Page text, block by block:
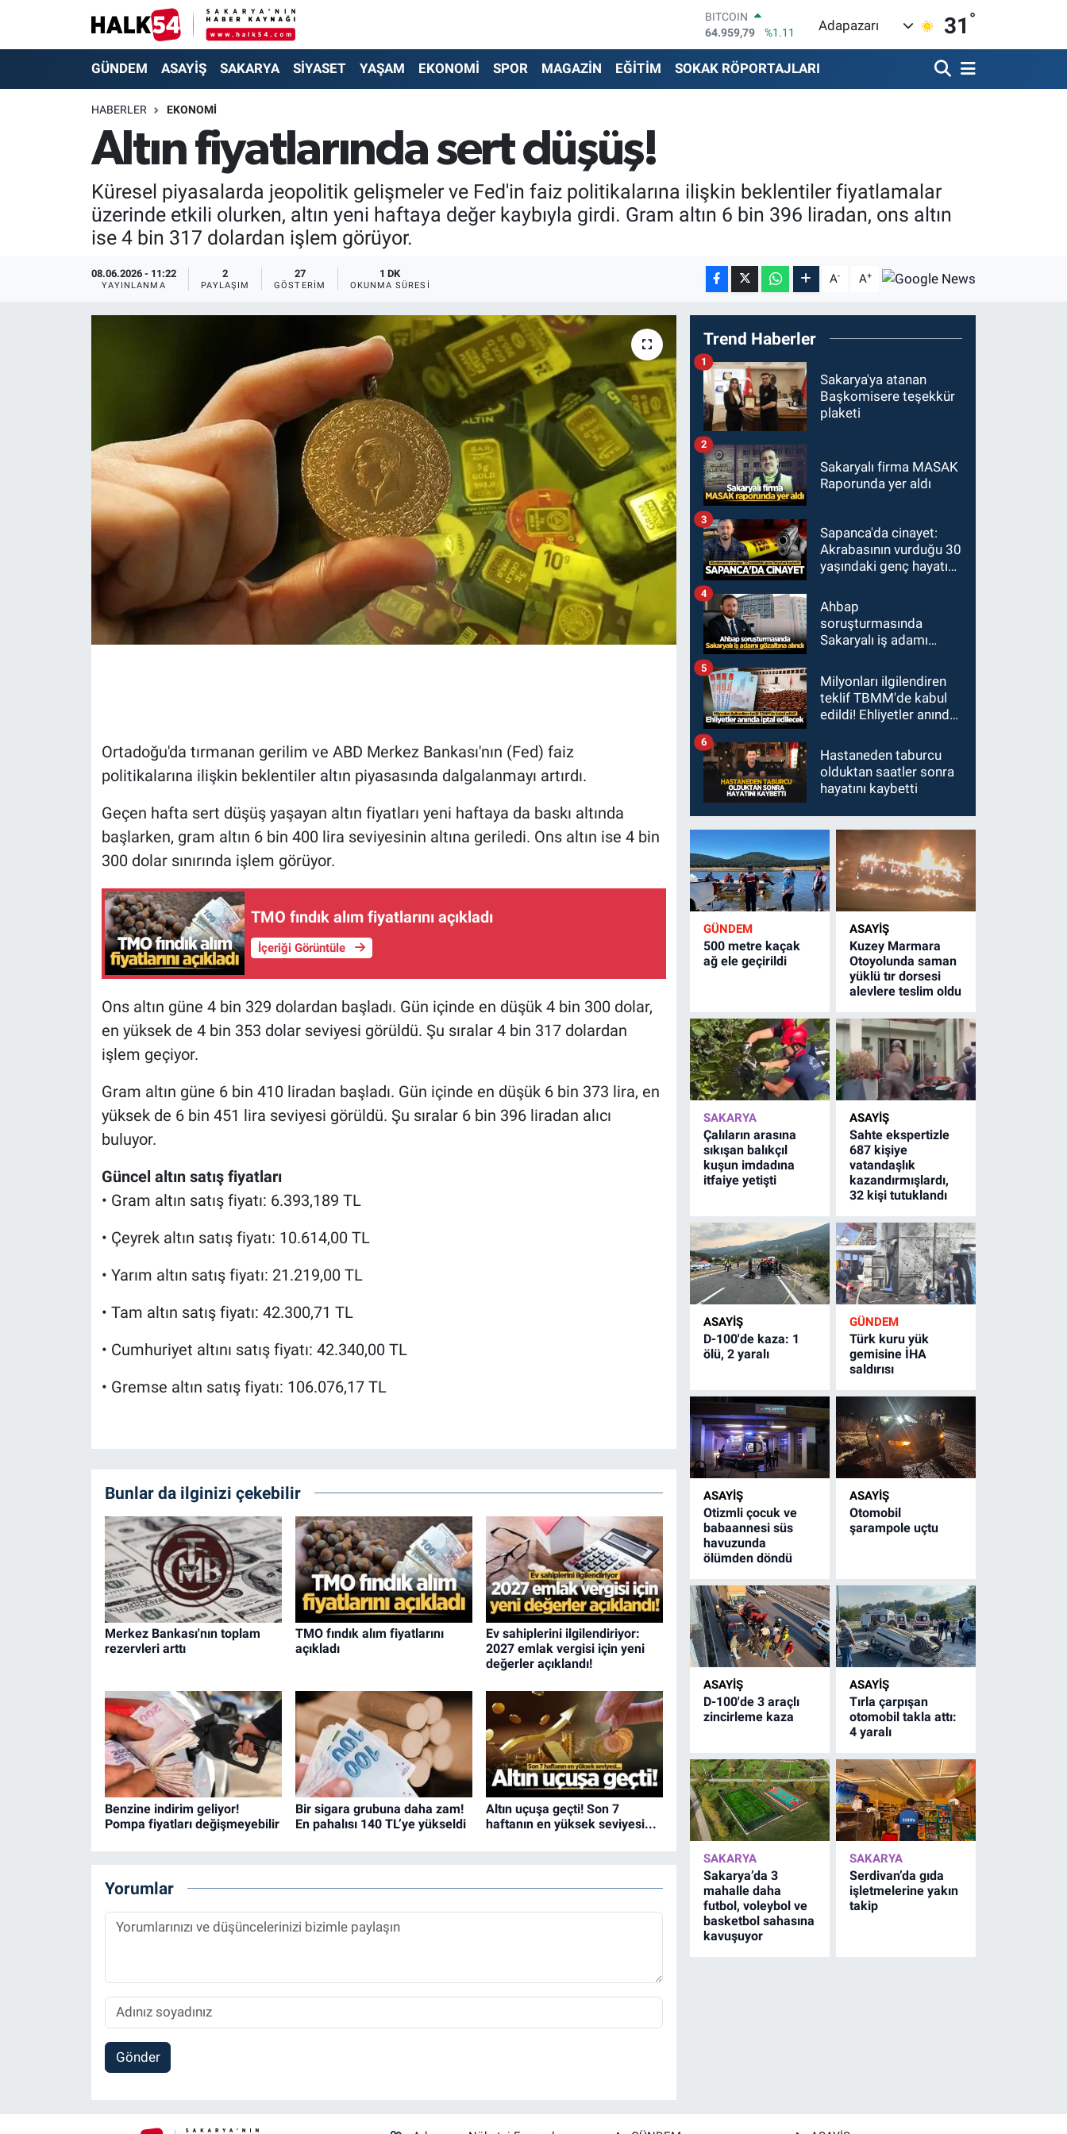
64.959,79
DOLAR
47,7436
%0.18
EURO
Adapazarı 31 °
GÜNDEM ASAYİŞ SAKARYA SİYASET YAŞAM EKONOMİ SPOR MAGAZİN EĞİTİM SOKAK RÖPORTAJLARI
HABERLER EKONOMİ
Altın fiyatlarında sert düşüş!
Küresel piyasalarda jeopolitik gelişmeler ve Fed'in faiz politikalarına ilişkin beklentiler fiyatlamalar
üzerinde etkili olurken, altın yeni haftaya değer kaybıyla girdi. Gram altın 6 bin 396 liradan, ons altın
ise 4 bin 317 dolardan işlem görüyor.
08.06.2026 - 11:22
YAYINLANMA
2
PAYLAŞIM
27
GÖSTERIM
1 DK
OKUNMA SÜRESI A- A+
Ortadoğu'da tırmanan gerilim ve ABD Merkez Bankası'nın (Fed) faiz
politikalarına ilişkin beklentiler altın piyasasında dalgalanmayı artırdı.
Geçen hafta sert düşüş yaşayan altın fiyatları yeni haftaya da baskı altında
başlarken, gram altın 6 bin 400 lira seviyesinin altına geriledi. Ons altın ise 4 bin
300 dolar sınırında işlem görüyor.
TMO fındık alım fiyatlarını açıkladı
İçeriği Görüntüle
Ons altın güne 4 bin 329 dolardan başladı. Gün içinde en düşük 4 bin 300 dolar,
en yüksek de 4 bin 353 dolar seviyesi görüldü. Şu sıralar 4 bin 317 dolardan
işlem geçiyor.
Gram altın güne 6 bin 410 liradan başladı. Gün içinde en düşük 6 bin 373 lira, en
yüksek de 6 bin 451 lira seviyesi görüldü. Şu sıralar 6 bin 396 liradan alıcı
buluyor.
Güncel altın satış fiyatları
• Gram altın satış fiyatı: 6.393,189 TL
• Çeyrek altın satış fiyatı: 10.614,00 TL
• Yarım altın satış fiyatı: 21.219,00 TL
• Tam altın satış fiyatı: 42.300,71 TL
• Cumhuriyet altını satış fiyatı: 42.340,00 TL
• Gremse altın satış fiyatı: 106.076,17 TL
Bunlar da ilginizi çekebilir
Merkez Bankası'nın toplam
rezervleri arttı
TMO fındık alım fiyatlarını
açıkladı
Ev sahiplerini ilgilendiriyor:
2027 emlak vergisi için yeni
değerler açıklandı!
Benzine indirim geliyor!
Pompa fiyatları değişmeyebilir
Bir sigara grubuna daha zam!
En pahalısı 140 TL’ye yükseldi
Altın uçuşa geçti! Son 7
haftanın en yüksek seviyesi...
Yorumlar
Gönder
Trend Haberler
Sakarya'ya atanan
Başkomisere teşekkür
plaketi
1
Sakaryalı firma MASAK
Raporunda yer aldı
2
Sapanca'da cinayet:
Akrabasının vurduğu 30
yaşındaki genç hayatını
3
Ahbap
soruşturmasında
Sakaryalı iş adamı
4
Milyonları ilgilendiren
teklif TBMM'de kabul
edildi! Ehliyetler anında
5
Hastaneden taburcu
olduktan saatler sonra
hayatını kaybetti
6
GÜNDEM
500 metre kaçak
ağ ele geçirildi
ASAYİŞ
Kuzey Marmara
Otoyolunda saman
yüklü tır dorsesi
alevlere teslim oldu
SAKARYA
Çalıların arasına
sıkışan balıkçıl
kuşun imdadına
itfaiye yetişti
ASAYİŞ
Sahte ekspertizle
687 kişiye
vatandaşlık
kazandırmışlardı,
32 kişi tutuklandı
ASAYİŞ
D-100'de kaza: 1
ölü, 2 yaralı
GÜNDEM
Türk kuru yük
gemisine İHA
saldırısı
ASAYİŞ
Otizmli çocuk ve
babaannesi süs
havuzunda
ölümden döndü
ASAYİŞ
Otomobil
şarampole uçtu
ASAYİŞ
D-100'de 3 araçlı
zincirleme kaza
ASAYİŞ
Tırla çarpışan
otomobil takla attı:
4 yaralı
SAKARYA
Sakarya’da 3
mahalle daha
futbol, voleybol ve
basketbol sahasına
kavuşuyor
SAKARYA
Serdivan’da gıda
işletmelerine yakın
takip
GÜNDEM
SAKARYA
SİYASET
ÖZEL HABER
HALK54 PANORAMA
Adapazarı Nöbetçi Eczaneler
Adapazarı Trafik Yoğunluk Haritası
Süper Lig Puan Durumu ve Fikstür
Tüm Manşetler